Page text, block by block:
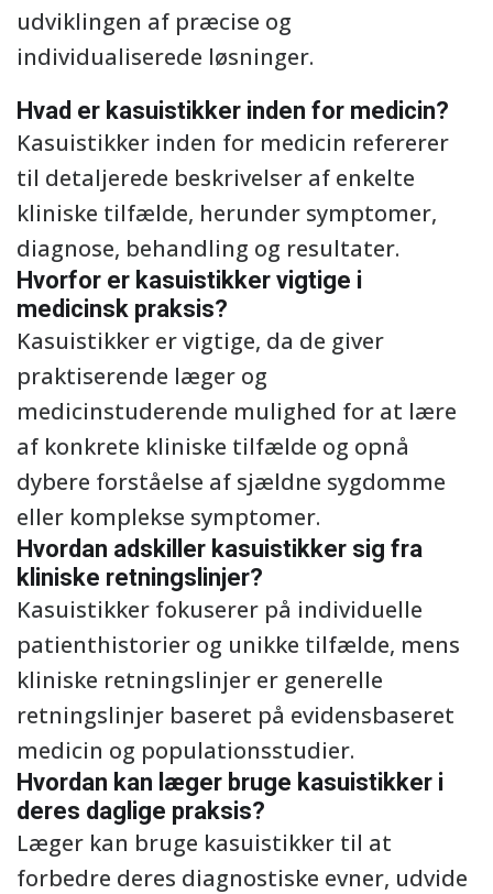
udviklingen af præcise og
individualiserede løsninger.
Hvad er kasuistikker inden for medicin?
Kasuistikker inden for medicin refererer
til detaljerede beskrivelser af enkelte
kliniske tilfælde, herunder symptomer,
diagnose, behandling og resultater.
Hvorfor er kasuistikker vigtige i
medicinsk praksis?
Kasuistikker er vigtige, da de giver
praktiserende læger og
medicinstuderende mulighed for at lære
af konkrete kliniske tilfælde og opnå
dybere forståelse af sjældne sygdomme
eller komplekse symptomer.
Hvordan adskiller kasuistikker sig fra
kliniske retningslinjer?
Kasuistikker fokuserer på individuelle
patienthistorier og unikke tilfælde, mens
kliniske retningslinjer er generelle
retningslinjer baseret på evidensbaseret
medicin og populationsstudier.
Hvordan kan læger bruge kasuistikker i
deres daglige praksis?
Læger kan bruge kasuistikker til at
forbedre deres diagnostiske evner, udvide